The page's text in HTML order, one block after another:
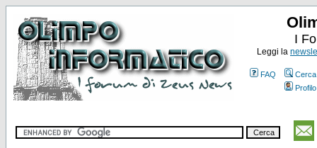
I
Leggi la
FAQ
Cerca
Profilo